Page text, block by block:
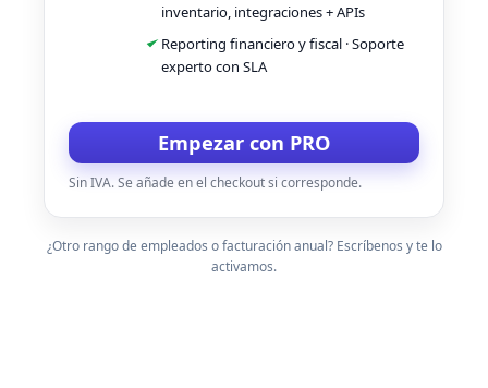
inventario, integraciones + APIs
Reporting financiero y fiscal · Soporte
experto con SLA
Empezar con PRO
Sin IVA. Se añade en el checkout si corresponde.
¿Otro rango de empleados o facturación anual? Escríbenos y te lo
activamos.